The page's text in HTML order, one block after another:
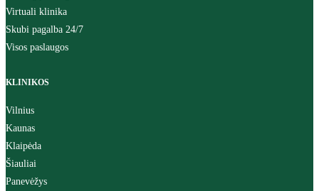
Virtuali klinika
Skubi pagalba 24/7
Visos paslaugos
KLINIKOS
Vilnius
Kaunas
Klaipėda
Šiauliai
Panevėžys